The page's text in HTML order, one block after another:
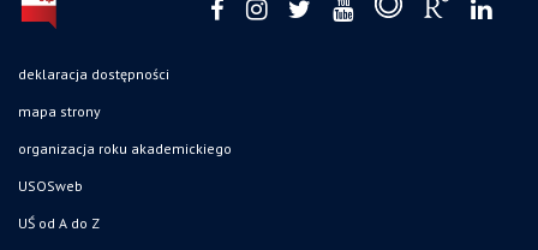
deklaracja dostępności
mapa strony
organizacja roku akademickiego
USOSweb
UŚ od A do Z